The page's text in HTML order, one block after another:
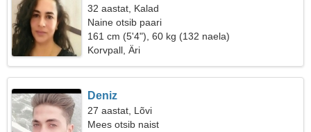
32 aastat, Kalad
Naine otsib paari
161 cm (5'4"), 60 kg (132 naela)
Korvpall, Äri
Deniz
27 aastat, Lõvi
Mees otsib naist